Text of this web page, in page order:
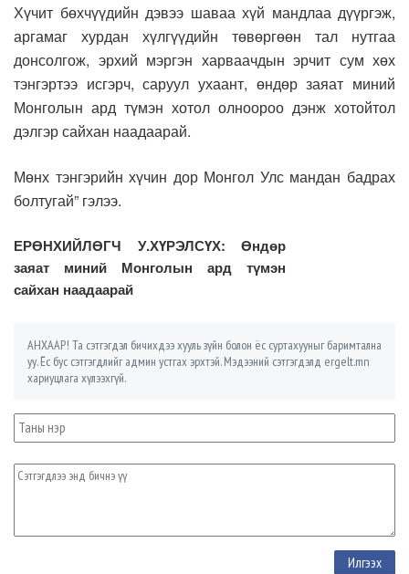
Хүчит бөхчүүдийн дэвээ шаваа хүй мандлаа дүүргэж,
аргамаг хурдан хүлгүүдийн төвөргөөн тал нутгаа
донсолгож, эрхий мэргэн харваачдын эрчит сум хөх
тэнгэртээ исгэрч, саруул ухаант, өндөр заяат миний
Монголын ард түмэн хотол олноороо дэнж хотойтол
дэлгэр сайхан наадаарай.
Мөнх тэнгэрийн хүчин дор Монгол Улс мандан бадрах
болтугай” гэлээ.
ЕРӨНХИЙЛӨГЧ У.ХҮРЭЛСҮХ: Өндөр
заяат миний Монголын ард түмэн
сайхан наадаарай
АНХААР! Та сэтгэгдэл бичихдээ хууль зүйн болон ёс суртахууныг баримтална
уу. Ёс бус сэтгэгдлийг админ устгах эрхтэй. Мэдээний сэтгэгдэлд ergelt.mn
хариуцлага хүлээхгүй.